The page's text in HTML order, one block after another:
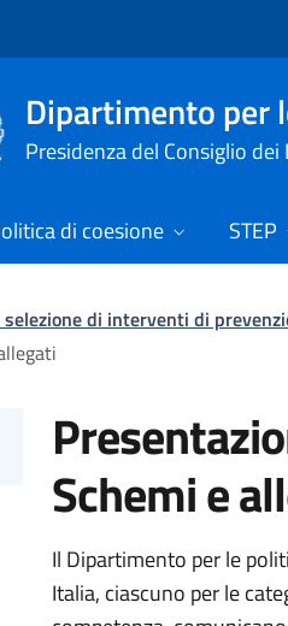
Dipartimento per
Presidenza del Consiglio
di coesione STEP
di interventi di
Schemi e
Il Dipartimento per le
Italia, ciascuno per le